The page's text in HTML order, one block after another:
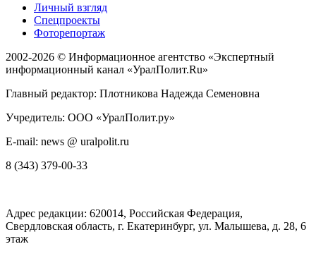
Личный взгляд
Спецпроекты
Фоторепортаж
2002-2026 © Информационное агентство «Экспертный
информационный канал «УралПолит.Ru»
Главный редактор: Плотникова Надежда Семеновна
Учредитель: ООО «УралПолит.ру»
E-mail: news @ uralpolit.ru
8 (343) 379-00-33
Адрес редакции: 620014, Российская Федерация,
Свердловская область, г. Екатеринбург, ул. Малышева, д. 28, 6
этаж